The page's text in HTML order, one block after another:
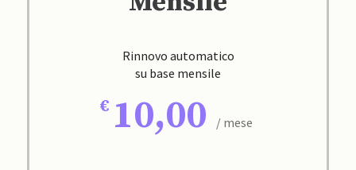
Rinnovo automatico
su base mensile
10,00 / mese